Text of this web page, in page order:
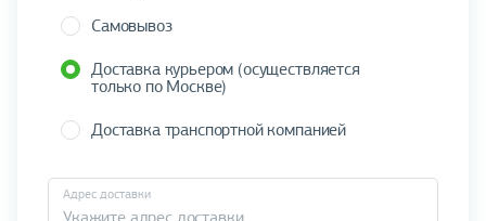
Самовывоз
Доставка курьером (осуществляется
только по Москве)
Доставка транспортной компанией
Адрес доставки